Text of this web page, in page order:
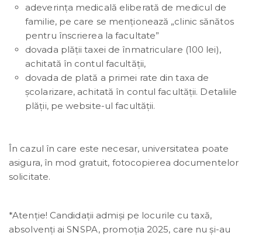
adeverința medicală eliberată de medicul de
familie, pe care se menționează „clinic sănătos
pentru înscrierea la facultate”
dovada plății taxei de înmatriculare (100 lei),
achitată în contul facultății,
dovada de plată a primei rate din taxa de
școlarizare, achitată în contul facultății. Detaliile
plății, pe website-ul facultății.
În cazul în care este necesar, universitatea poate
asigura, în mod gratuit, fotocopierea documentelor
solicitate.
*Atenție! Candidații admiși pe locurile cu taxă,
absolvenți ai SNSPA, promoția 2025, care nu și-au